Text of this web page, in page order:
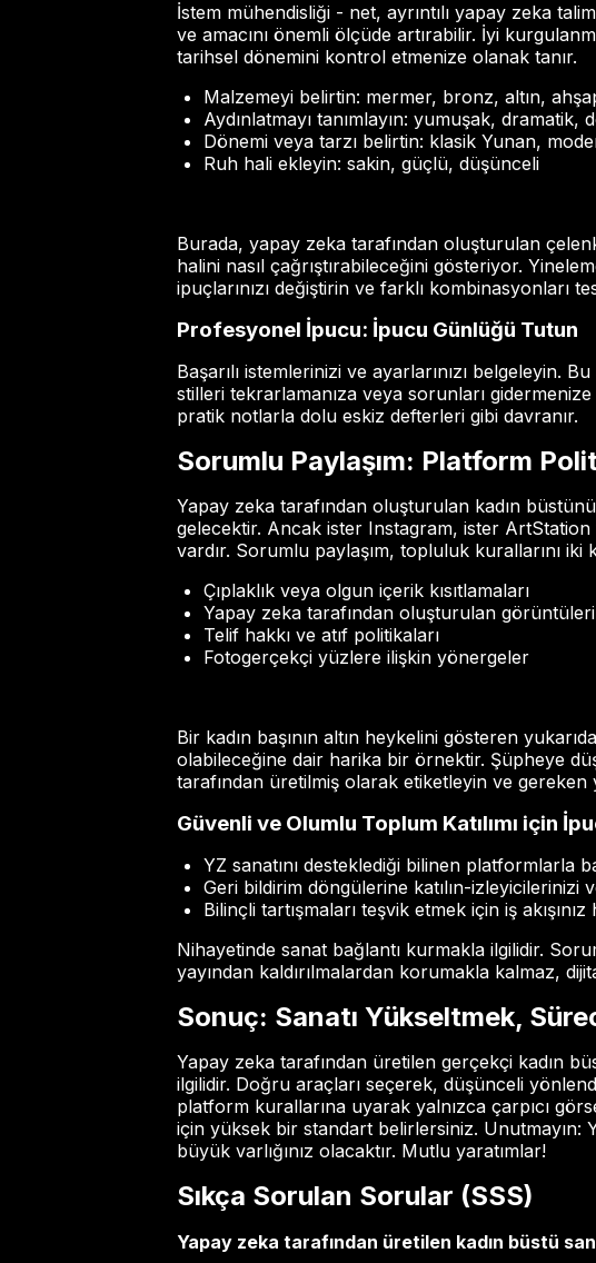
İstem mühendisliği - net, ayrıntılı yapay zeka
ve amacını önemli ölçüde artırabilir. İyi
tarihsel dönemini kontrol etmenize olanak tanır.
Malzemeyi belirtin: mermer, bronz, altın,
Aydınlatmayı tanımlayın: yumuşak, dramatik,
Dönemi veya tarzı belirtin: klasik Yunan,
Ruh hali ekleyin: sakin, güçlü, düşünceli
Burada, yapay zeka tarafından oluşturulan
halini nasıl çağrıştırabileceğini gösteriyor.
ipuçlarınızı değiştirin ve farklı kombinasyonları
Profesyonel İpucu: İpucu Günlüğü Tutun
Başarılı istemlerinizi ve ayarlarınızı belgeleyin.
stilleri tekrarlamanıza veya sorunları
pratik notlarla dolu eskiz defterleri gibi davranır.
Sorumlu Paylaşım: Platform
Yapay zeka tarafından oluşturulan kadın
gelecektir. Ancak ister Instagram, ister
vardır. Sorumlu paylaşım, topluluk kurallarını
Çıplaklık veya olgun içerik kısıtlamaları
Yapay zeka tarafından oluşturulan
Telif hakkı ve atıf politikaları
Fotogerçekçi yüzlere ilişkin yönergeler
Bir kadın başının altın heykelini gösteren
olabileceğine dair harika bir örnektir. Şüpheye
tarafından üretilmiş olarak etiketleyin ve gereken
Güvenli ve Olumlu Toplum Katılımı için
YZ sanatını desteklediği bilinen platformlarla
Geri bildirim döngülerine katılın-izleyicilerinizi
Bilinçli tartışmaları teşvik etmek için iş
Nihayetinde sanat bağlantı kurmakla ilgilidir.
yayından kaldırılmalardan korumakla kalmaz,
Sonuç: Sanatı Yükseltmek,
Yapay zeka tarafından üretilen gerçekçi kadın
ilgilidir. Doğru araçları seçerek, düşünceli
platform kurallarına uyarak yalnızca çarpıcı
için yüksek bir standart belirlersiniz. Unutmayın:
büyük varlığınız olacaktır. Mutlu yaratımlar!
Sıkça Sorulan Sorular (SSS)
Yapay zeka tarafından üretilen kadın büstü